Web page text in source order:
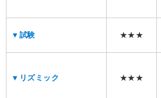
▼試験 ★★★
▼リズミック ★★★